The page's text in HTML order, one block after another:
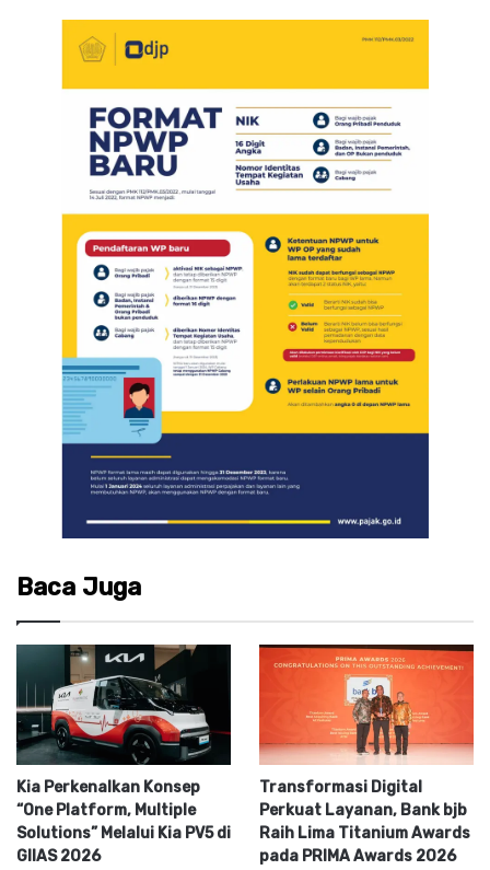
Baca Juga
Kia Perkenalkan Konsep
“One Platform, Multiple
Solutions” Melalui Kia PV5 di
GIIAS 2026
Transformasi Digital
Perkuat Layanan, Bank bjb
Raih Lima Titanium Awards
pada PRIMA Awards 2026